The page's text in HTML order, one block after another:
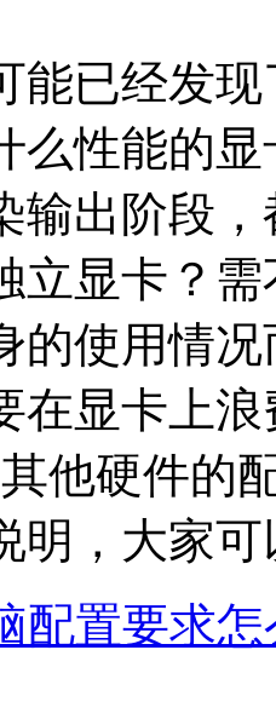
能已经发
么性能的
输出阶段
立显卡？
的使用情
在显卡上
他硬件的
明，大家
配置要求